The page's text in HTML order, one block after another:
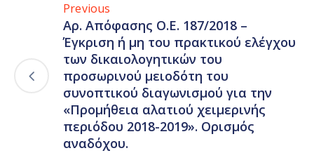
Previous
Αρ. Απόφασης Ο.Ε. 187/2018 –
Έγκριση ή μη του πρακτικού ελέγχου
των δικαιολογητικών του
προσωρινού μειοδότη του
συνοπτικού διαγωνισμού για την
«Προμήθεια αλατιού χειμερινής
περιόδου 2018-2019». Ορισμός
αναδόχου.